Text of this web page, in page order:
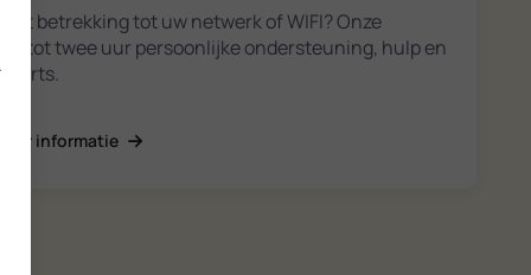
betrekking tot uw netwerk of WIFI? Onze
tot twee uur persoonlijke ondersteuning, hulp en
Meer informatie